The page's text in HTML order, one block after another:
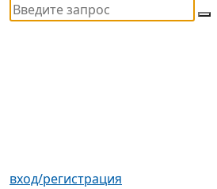
вход/регистрация